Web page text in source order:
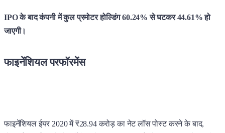
IPO के बाद कंपनी में कुल प्रमोटर होल्डिंग 60.24% से घटकर 44.61% हो
जाएगी।
फाइनेंशियल परफॉरमेंस
फाइनेंशियल ईयर 2020 में ₹28.94 करोड़ का नेट लॉस पोस्ट करने के बाद,